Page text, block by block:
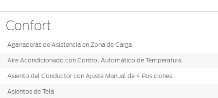
Confort
Agarraderas de Asistencia en Zona de Carga
Aire Acondicionado con Control Automático de Temperatura
Asiento del Conductor con Ajuste Manual de 4 Posiciones
Asientos de Tela